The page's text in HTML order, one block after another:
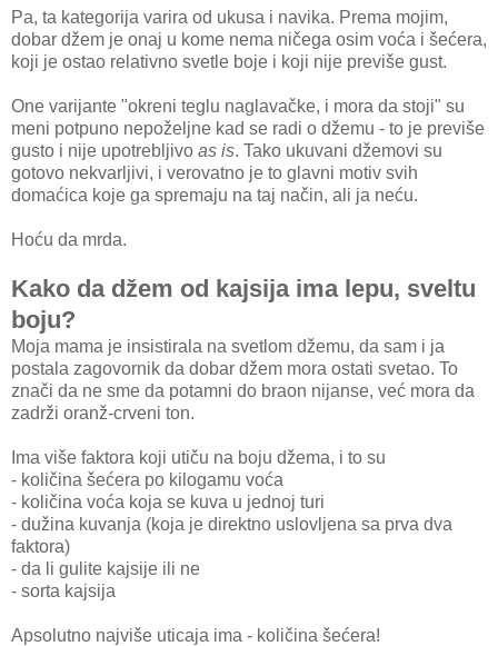
Pa, ta kategorija varira od ukusa i navika. Prema mojim,
dobar džem je onaj u kome nema ničega osim voća i šećera,
koji je ostao relativno svetle boje i koji nije previše gust.
One varijante "okreni teglu naglavačke, i mora da stoji" su
meni potpuno nepoželjne kad se radi o džemu - to je previše
gusto i nije upotrebljivo as is. Tako ukuvani džemovi su
gotovo nekvarljivi, i verovatno je to glavni motiv svih
domaćica koje ga spremaju na taj način, ali ja neću.
Hoću da mrda.
Kako da džem od kajsija ima lepu, sveltu
boju?
Moja mama je insistirala na svetlom džemu, da sam i ja
postala zagovornik da dobar džem mora ostati svetao. To
znači da ne sme da potamni do braon nijanse, već mora da
zadrži oranž-crveni ton.
Ima više faktora koji utiču na boju džema, i to su
- količina šećera po kilogamu voća
- količina voća koja se kuva u jednoj turi
- dužina kuvanja (koja je direktno uslovljena sa prva dva
faktora)
- da li gulite kajsije ili ne
- sorta kajsija
Apsolutno najviše uticaja ima - količina šećera!